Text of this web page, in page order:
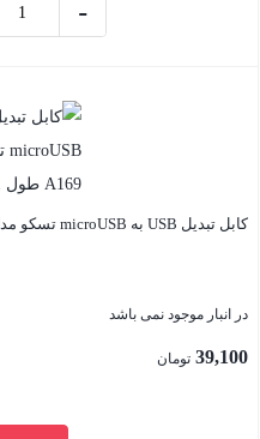
مدل
NET
-
کابل تبدیل USB به microUSB تسکو مدل TC A169 طول 1 متر
در انبار موجود نمی باشد
39,100 تومان